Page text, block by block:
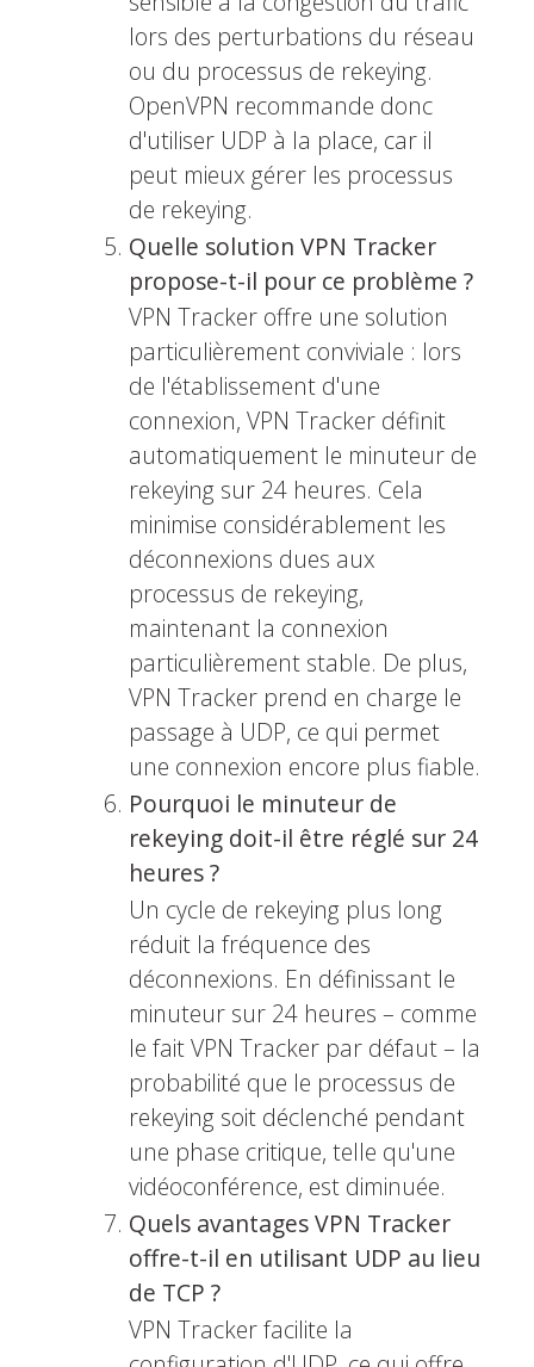
lors des perturbations du réseau
ou du processus de rekeying.
OpenVPN recommande donc
d'utiliser UDP à la place, car il
peut mieux gérer les processus
de rekeying.
Quelle solution VPN Tracker
propose-t-il pour ce problème ?
VPN Tracker offre une solution
particulièrement conviviale : lors
de l'établissement d'une
connexion, VPN Tracker définit
automatiquement le minuteur de
rekeying sur 24 heures. Cela
minimise considérablement les
déconnexions dues aux
processus de rekeying,
maintenant la connexion
particulièrement stable. De plus,
VPN Tracker prend en charge le
passage à UDP, ce qui permet
une connexion encore plus fiable.
Pourquoi le minuteur de
rekeying doit-il être réglé sur 24
heures ?
Un cycle de rekeying plus long
réduit la fréquence des
déconnexions. En définissant le
minuteur sur 24 heures – comme
le fait VPN Tracker par défaut – la
probabilité que le processus de
rekeying soit déclenché pendant
une phase critique, telle qu'une
vidéoconférence, est diminuée.
Quels avantages VPN Tracker
offre-t-il en utilisant UDP au lieu
de TCP ?
VPN Tracker facilite la